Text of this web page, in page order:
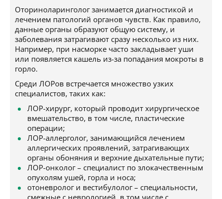
Оториноларинголог занимается диагностикой и
лечением патологий органов чувств. Как правило,
данные органы образуют общую систему, и
заболевания затрагивают сразу несколько из них.
Например, при насморке часто закладывает уши
или появляется кашель из-за попадания мокроты в
горло.
Среди ЛОРов встречается множество узких
специалистов, таких как:
ЛОР-хирург, который проводит хирургическое
вмешательство, в том числе, пластические
операции;
ЛОР-аллерголог, занимающийся лечением
аллергических проявлений, затрагивающих
органы обоняния и верхние дыхательные пути;
ЛОР-онколог – специалист по злокачественным
опухолям ушей, горла и носа;
отоневролог и вестибулолог – специальности,
смежные с неврологией, в том числе с